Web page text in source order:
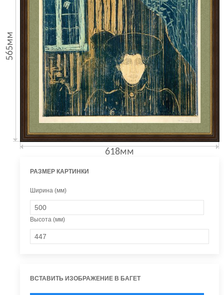
565мм
618мм
РАЗМЕР КАРТИНКИ
Ширина (мм)
Высота (мм)
ВСТАВИТЬ ИЗОБРАЖЕНИЕ В БАГЕТ